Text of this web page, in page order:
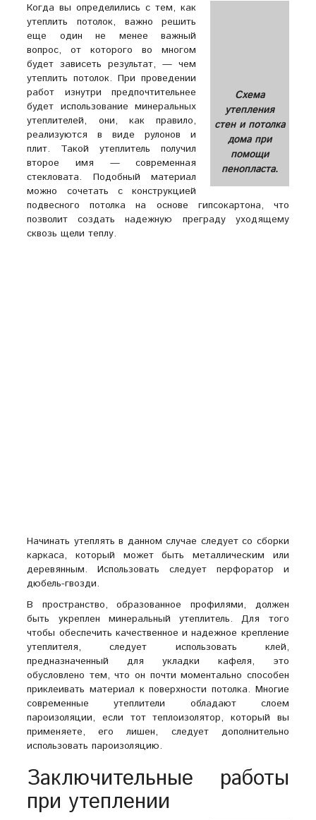
Схема
утепления
стен и потолка
дома при
помощи
пенопласта.
Когда вы определились с тем, как
утеплить потолок, важно решить
еще один не менее важный
вопрос, от которого во многом
будет зависеть результат, — чем
утеплить потолок. При проведении
работ изнутри предпочтительнее
будет использование минеральных
утеплителей, они, как правило,
реализуются в виде рулонов и
плит. Такой утеплитель получил
второе имя — современная
стекловата. Подобный материал
можно сочетать с конструкцией
подвесного потолка на основе гипсокартона, что
позволит создать надежную преграду уходящему
сквозь щели теплу.
Начинать утеплять в данном случае следует со сборки
каркаса, который может быть металлическим или
деревянным. Использовать следует перфоратор и
дюбель-гвозди.
В пространство, образованное профилями, должен
быть укреплен минеральный утеплитель. Для того
чтобы обеспечить качественное и надежное крепление
утеплителя, следует использовать клей,
предназначенный для укладки кафеля, это
обусловлено тем, что он почти моментально способен
приклеивать материал к поверхности потолка. Многие
современные утеплители обладают слоем
пароизоляции, если тот теплоизолятор, который вы
применяете, его лишен, следует дополнительно
использовать пароизоляцию.
Заключительные работы
при утеплении